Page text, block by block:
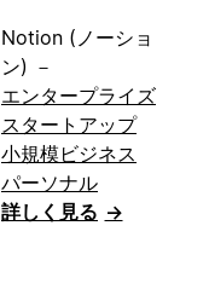
Notion (ノーショ
ン) －
エンタープライズ
スタートアップ
小規模ビジネス
パーソナル
詳しく見る →